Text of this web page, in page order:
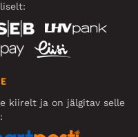
kiirelt ja on jälgitav selle